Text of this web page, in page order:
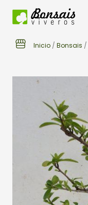
Inicio / Bonsais /